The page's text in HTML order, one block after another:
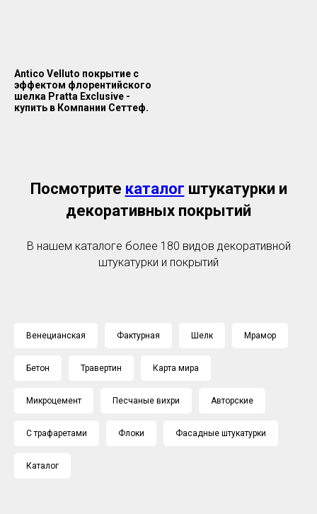
Antico Velluto покрытие с
эффектом флорентийского
шелка Pratta Exclusive -
купить в Компании Сеттеф.
Посмотрите каталог штукатурки и
декоративных покрытий
В нашем каталоге более 180 видов декоративной
штукатурки и покрытий
Венецианская Фактурная Шелк Мрамор
Бетон Травертин Карта мира
Микроцемент Песчаные вихри Авторские
С трафаретами Флоки Фасадные штукатурки
Каталог